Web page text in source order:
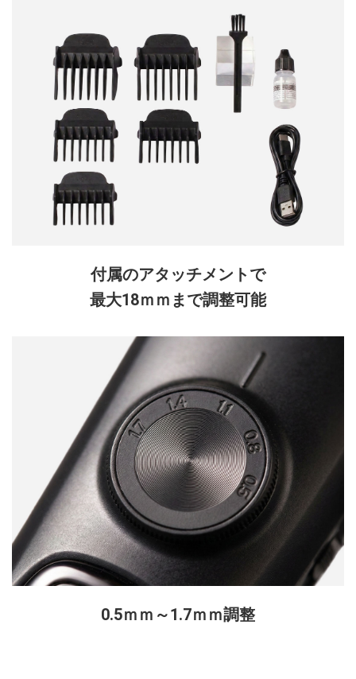
付属のアタッチメントで
最大18ｍｍまで調整可能
0.5ｍｍ～1.7ｍｍ調整